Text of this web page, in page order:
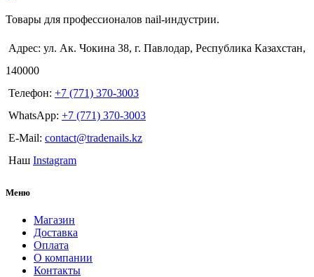
Товары для профессионалов nail-индустрии.
Адрес: ул. Ак. Чокина 38, г. Павлодар, Республика Казахстан,
140000
Телефон: +7 (771) 370-3003
WhatsApp: +7 (771) 370-3003
E-Mail: contact@tradenails.kz
Наш Instagram
Меню
Магазин
Доставка
Оплата
О компании
Контакты